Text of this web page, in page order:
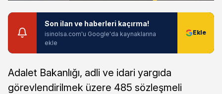
Son ilan ve haberleri kaçırma!
isinolsa.com'u Google'da kaynaklarına
ekle
Adalet Bakanlığı, adli ve idari yargıda
görevlendirilmek üzere 485 sözleşmeli